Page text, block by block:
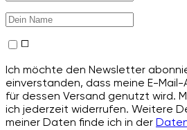
Ich möchte den Newsletter
einverstanden, dass meine E-Mail-
für dessen Versand genutzt wird.
ich jederzeit widerrufen. Weitere
meiner Daten finde ich in der